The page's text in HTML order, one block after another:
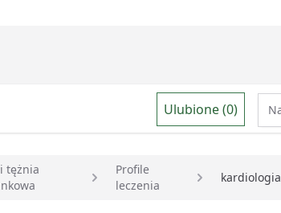
Ulubione (0)
tężnia
Profile
leczenia
kardiologia